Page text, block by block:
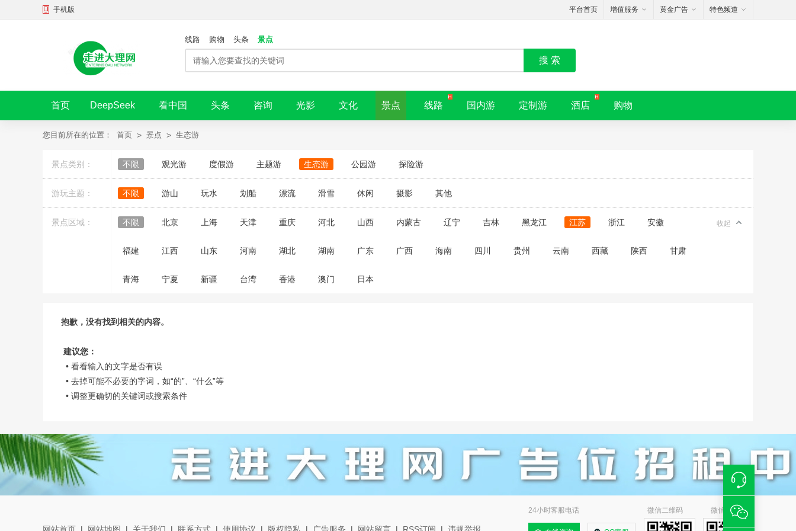
手机版 平台首页 增值服务 黄金广告 特色频道
线路 购物 头条 景点
搜 索
首页 DeepSeek 看中国 头条 咨询 光影 文化 景点 线路 国内游 定制游 酒店 购物
您目前所在的位置： 首页 > 景点 > 生态游
景点类别： 不限 观光游 度假游 主题游 生态游 公园游 探险游
游玩主题： 不限 游山 玩水 划船 漂流 滑雪 休闲 摄影 其他
景点区域： 不限 北京 上海 天津 重庆 河北 山西 内蒙古 辽宁 吉林 黑龙江 江苏 浙江 安徽
福建 江西 山东 河南 湖北 湖南 广东 广西 海南 四川 贵州 云南 西藏 陕西 甘肃
青海 宁夏 新疆 台湾 香港 澳门 日本
收起
抱歉，没有找到相关的内容。
建议您：
• 看看输入的文字是否有误
• 去掉可能不必要的字词，如“的”、“什么”等
• 调整更确切的关键词或搜索条件
微信二维码 微信小程序
24小时客服电话